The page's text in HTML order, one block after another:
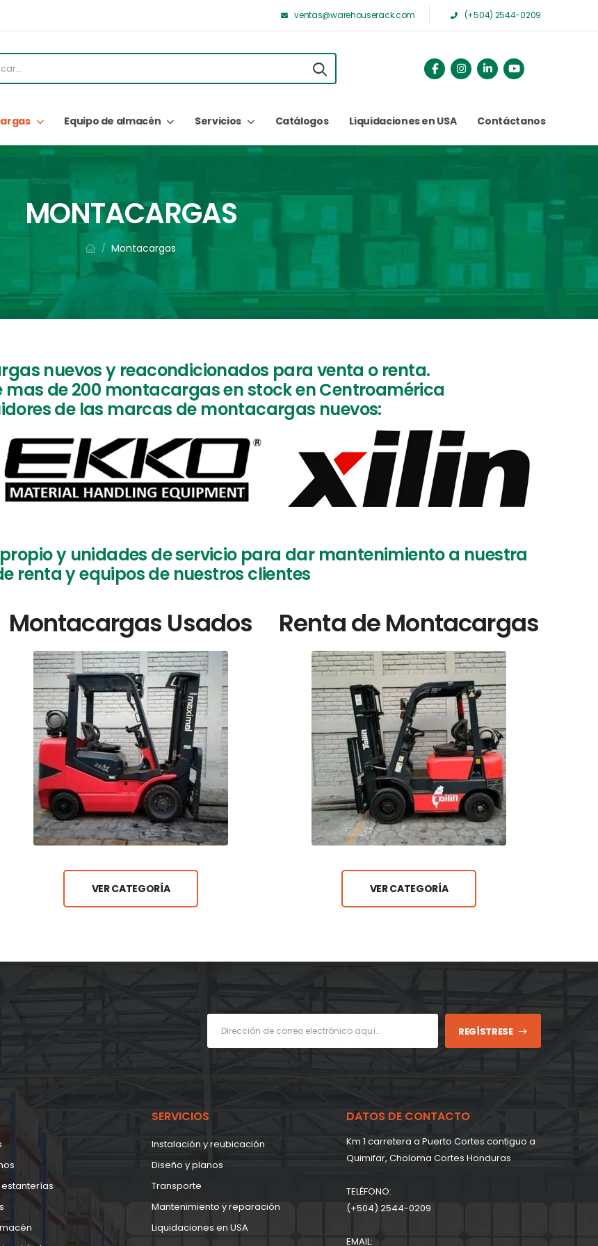
ventas@warehouserack.com (+504) 2544-0209
Equipo de almacén Servicios Catálogos Liquidaciones en USA Contáctanos
MONTACARGAS
/ Montacargas
nuevos y reacondicionados para venta o renta.
mas de 200 montacargas en stock en Centroamérica
de las marcas de montacargas nuevos:
y unidades de servicio para dar mantenimiento a nuestra
renta y equipos de nuestros clientes
Montacargas Usados
VER CATEGORÍA
Renta de Montacargas
VER CATEGORÍA
REGÍSTRESE
SERVICIOS
Instalación y reubicación
Diseño y planos
Transporte
Mantenimiento y reparación
Liquidaciones en USA
DATOS DE CONTACTO
Km 1 carretera a Puerto Cortes contiguo a
Quimifar, Choloma Cortes Honduras
TELÉFONO:
(+504) 2544-0209
EMAIL: